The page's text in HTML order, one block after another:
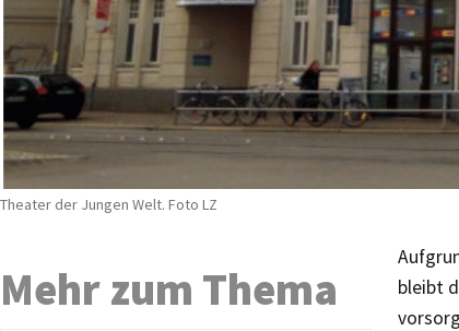
Theater der Jungen Welt. Foto LZ
bleibt
Mehr zum Thema